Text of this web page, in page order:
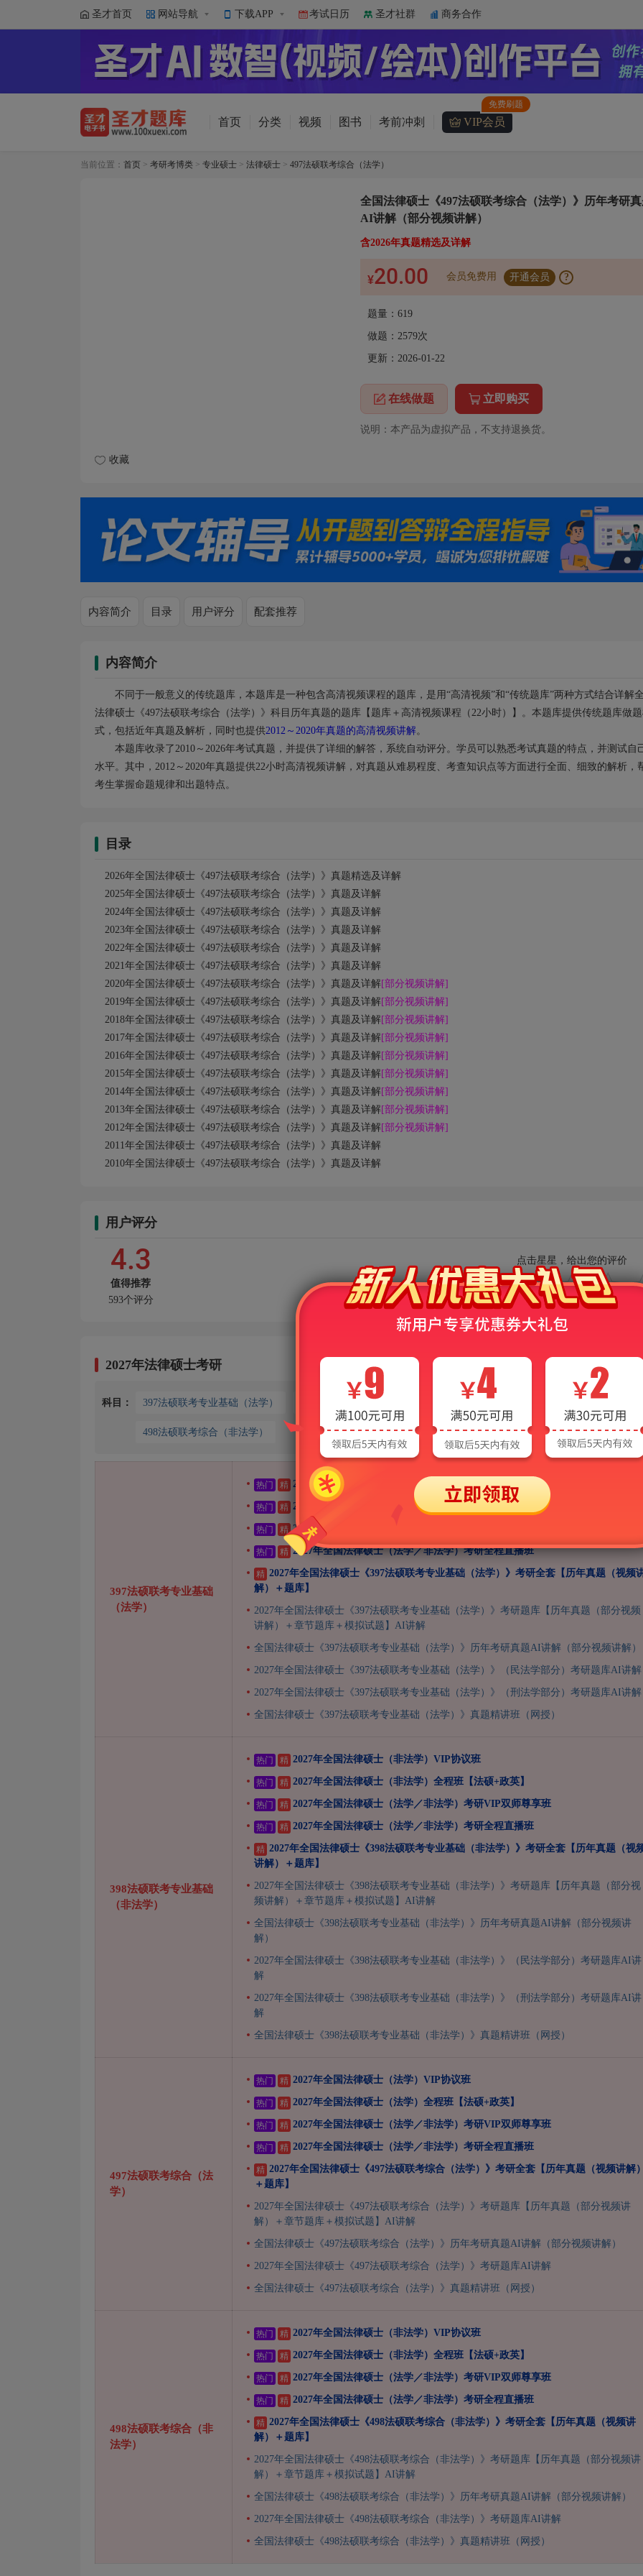
圣才首页 网站导航 下载APP 考试日历 圣才社群 商务合作
首页 分类 视频 图书 考前冲刺 VIP会员
当前位置： 首页 > 考研考博类 > 专业硕士 > 法律硕士 > 497法硕联考综合（法学）
收藏
全国法律硕士《497法硕联考综合（法学）》历年考研
AI讲解（部分视频讲解）
含2026年真题精选及详解
¥20.00 会员免费用 开通会员 ?
题量：619
做题： 2579次
更新：2026-01-22
在线做题 立即购买
说明：本产品为虚拟产品，不支持退换货。
内容简介 目录 用户评分 配套推荐
内容简介
不同于一般意义的传统题库，本题库是一种包含高清视频课程的题库，是用“高清视频”和“传统题库”两种方式结合详解
法律硕士《497法硕联考综合（法学）》科目历年真题的题库【题库＋高清视频课程（22小时）】。本题库提供传统题库做
式，包括近年真题及解析，同时也提供2012～2020年真题的高清视频讲解。
本题库收录了2010～2026年考试真题，并提供了详细的解答，系统自动评分。学员可以熟悉考试真题的特点，并测试自
水平。其中，2012～2020年真题提供22小时高清视频讲解，对真题从难易程度、考查知识点等方面进行全面、细致的解析，
考生掌握命题规律和出题特点。
目录
2026年全国法律硕士《497法硕联考综合（法学）》真题精选及详解
2025年全国法律硕士《497法硕联考综合（法学）》真题及详解
2024年全国法律硕士《497法硕联考综合（法学）》真题及详解
2023年全国法律硕士《497法硕联考综合（法学）》真题及详解
2022年全国法律硕士《497法硕联考综合（法学）》真题及详解
2021年全国法律硕士《497法硕联考综合（法学）》真题及详解
2020年全国法律硕士《497法硕联考综合（法学）》真题及详解[部分视频讲解]
2019年全国法律硕士《497法硕联考综合（法学）》真题及详解[部分视频讲解]
2018年全国法律硕士《497法硕联考综合（法学）》真题及详解[部分视频讲解]
2017年全国法律硕士《497法硕联考综合（法学）》真题及详解[部分视频讲解]
2016年全国法律硕士《497法硕联考综合（法学）》真题及详解[部分视频讲解]
2015年全国法律硕士《497法硕联考综合（法学）》真题及详解[部分视频讲解]
2014年全国法律硕士《497法硕联考综合（法学）》真题及详解[部分视频讲解]
2013年全国法律硕士《497法硕联考综合（法学）》真题及详解[部分视频讲解]
2012年全国法律硕士《497法硕联考综合（法学）》真题及详解[部分视频讲解]
2011年全国法律硕士《497法硕联考综合（法学）》真题及详解
2010年全国法律硕士《497法硕联考综合（法学）》真题及详解
用户评分
4.3
值得推荐
593个评分
点击星星，给出您的评价
2027年法律硕士考研
科目： 397法硕联考专业基础（法学） 398法硕联考专业基础（非法学）
498法硕联考综合（非法学）
397法硕联考专业基础
（法学）
热门 精 2027年全国法律硕士（法学）VIP协议班
热门 精 2027年全国法律硕士（法学）全程班【法硕+政英】
热门 精 2027年全国法律硕士（法学／非法学）考研VIP双师尊享班
热门 精 2027年全国法律硕士（法学／非法学）考研全程直播班
精 2027年全国法律硕士《397法硕联考专业基础（法学）》考研全套【历年真题（视频
解）＋题库】
2027年全国法律硕士《397法硕联考专业基础（法学）》考研题库【历年真题（部分视频
讲解）＋章节题库＋模拟试题】AI讲解
全国法律硕士《397法硕联考专业基础（法学）》历年考研真题AI讲解（部分视频讲解）
2027年全国法律硕士《397法硕联考专业基础（法学）》（民法学部分）考研题库AI讲解
2027年全国法律硕士《397法硕联考专业基础（法学）》（刑法学部分）考研题库AI讲解
全国法律硕士《397法硕联考专业基础（法学）》真题精讲班（网授）
398法硕联考专业基础
（非法学）
热门 精 2027年全国法律硕士（非法学）VIP协议班
热门 精 2027年全国法律硕士（非法学）全程班【法硕+政英】
热门 精 2027年全国法律硕士（法学／非法学）考研VIP双师尊享班
热门 精 2027年全国法律硕士（法学／非法学）考研全程直播班
精 2027年全国法律硕士《398法硕联考专业基础（非法学）》考研全套【历年真题（视
讲解）＋题库】
2027年全国法律硕士《398法硕联考专业基础（非法学）》考研题库【历年真题（部分视
频讲解）＋章节题库＋模拟试题】AI讲解
全国法律硕士《398法硕联考专业基础（非法学）》历年考研真题AI讲解（部分视频讲
解）
2027年全国法律硕士《398法硕联考专业基础（非法学）》（民法学部分）考研题库AI讲
解
2027年全国法律硕士《398法硕联考专业基础（非法学）》（刑法学部分）考研题库AI讲
解
全国法律硕士《398法硕联考专业基础（非法学）》真题精讲班（网授）
497法硕联考综合（法
学）
热门 精 2027年全国法律硕士（法学）VIP协议班
热门 精 2027年全国法律硕士（法学）全程班【法硕+政英】
热门 精 2027年全国法律硕士（法学／非法学）考研VIP双师尊享班
热门 精 2027年全国法律硕士（法学／非法学）考研全程直播班
精 2027年全国法律硕士《497法硕联考综合（法学）》考研全套【历年真题（视频讲解
＋题库】
2027年全国法律硕士《497法硕联考综合（法学）》考研题库【历年真题（部分视频讲
解）＋章节题库＋模拟试题】AI讲解
全国法律硕士《497法硕联考综合（法学）》历年考研真题AI讲解（部分视频讲解）
2027年全国法律硕士《497法硕联考综合（法学）》考研题库AI讲解
全国法律硕士《497法硕联考综合（法学）》真题精讲班（网授）
498法硕联考综合（非
法学）
热门 精 2027年全国法律硕士（非法学）VIP协议班
热门 精 2027年全国法律硕士（非法学）全程班【法硕+政英】
热门 精 2027年全国法律硕士（法学／非法学）考研VIP双师尊享班
热门 精 2027年全国法律硕士（法学／非法学）考研全程直播班
精 2027年全国法律硕士《498法硕联考综合（非法学）》考研全套【历年真题（视频讲
解）＋题库】
2027年全国法律硕士《498法硕联考综合（非法学）》考研题库【历年真题（部分视频讲
解）＋章节题库＋模拟试题】AI讲解
全国法律硕士《498法硕联考综合（非法学）》历年考研真题AI讲解（部分视频讲解）
2027年全国法律硕士《498法硕联考综合（非法学）》考研题库AI讲解
全国法律硕士《498法硕联考综合（非法学）》真题精讲班（网授）